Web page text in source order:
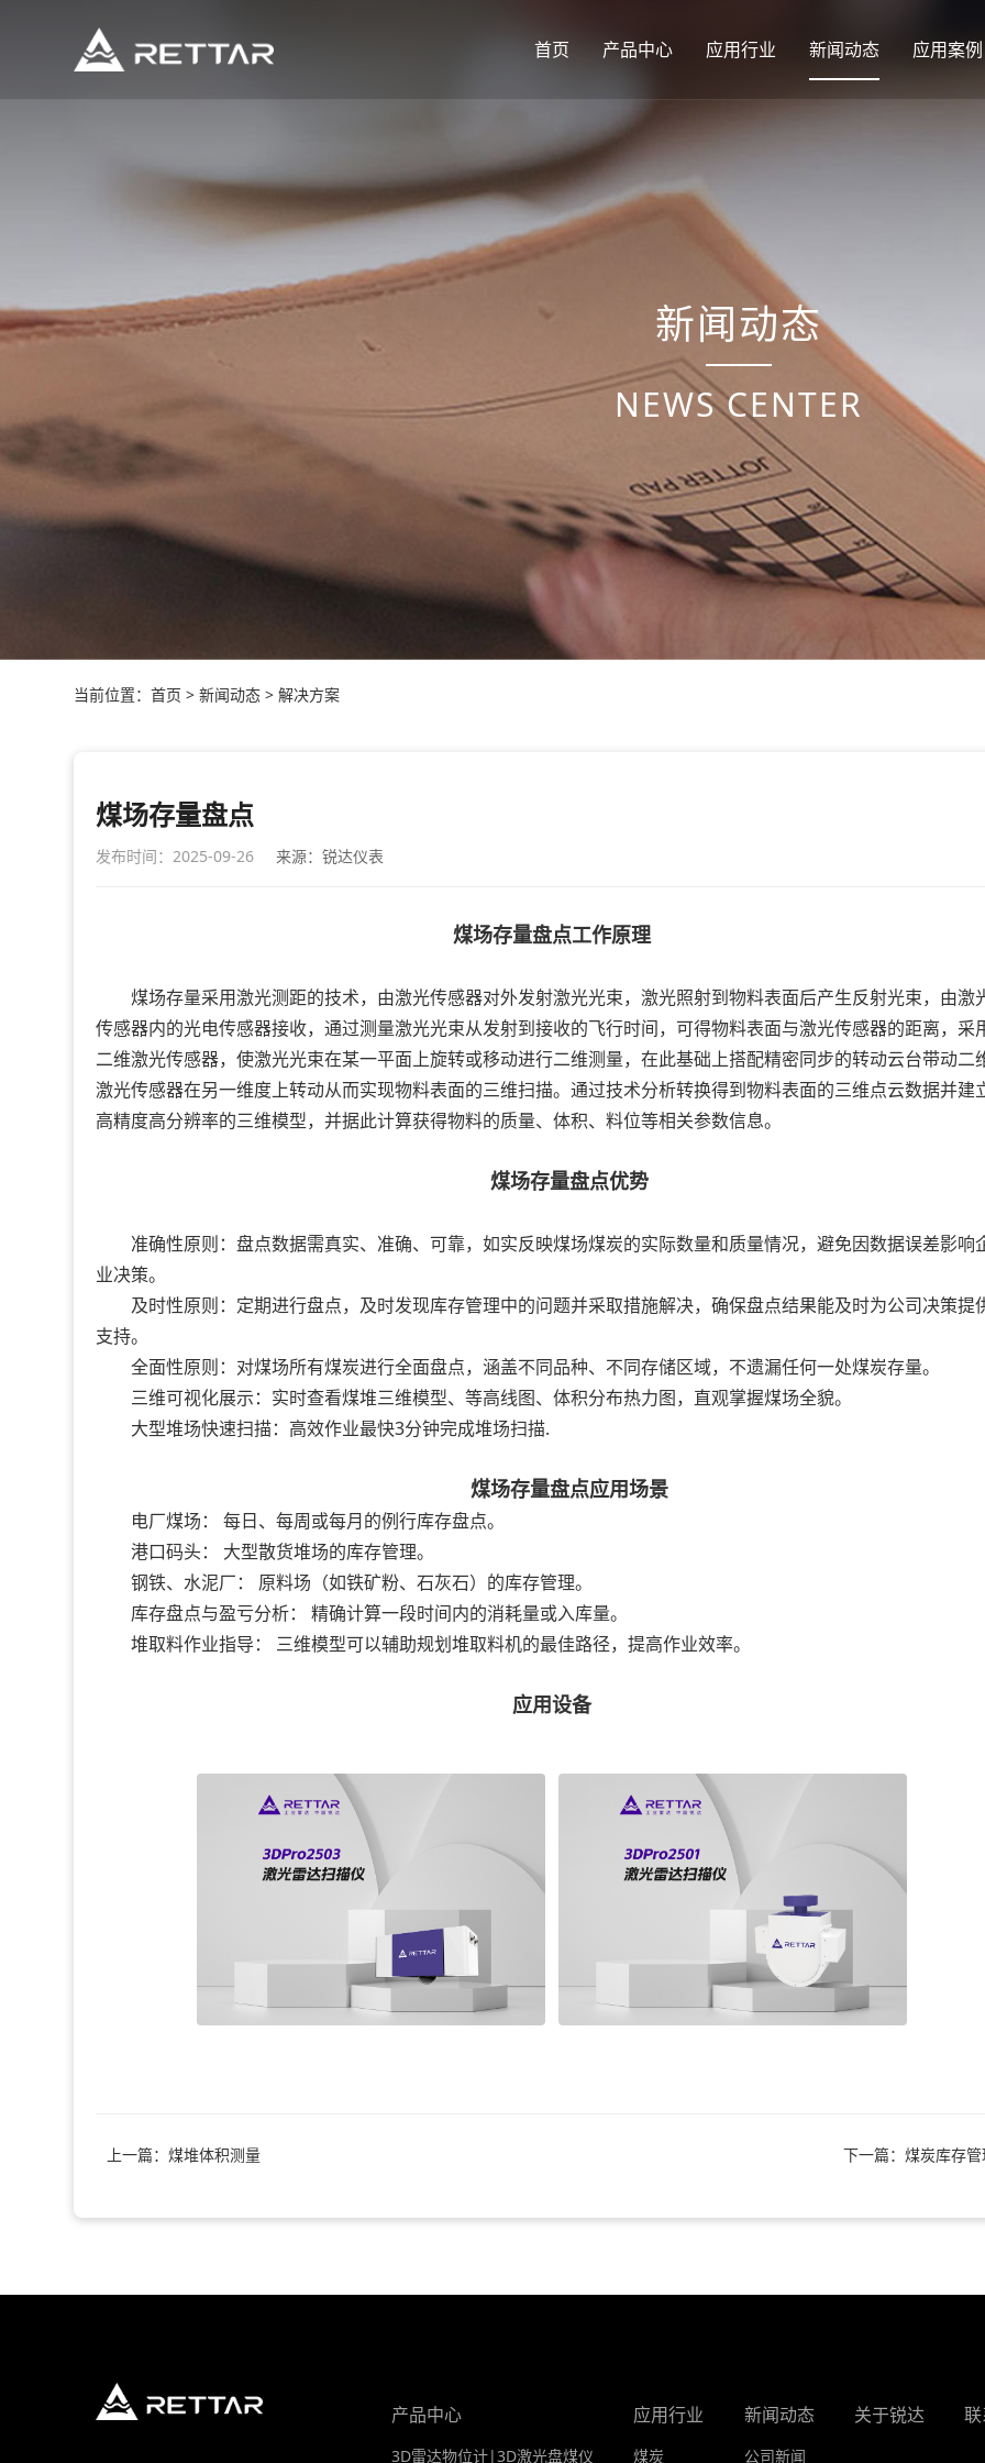
首页 产品中心 应用行业 新闻动态 应用案例
新闻动态
NEWS CENTER
当前位置：首页 > 新闻动态 > 解决方案
煤场存量盘点
发布时间：2025-09-26 来源：锐达仪表
煤场存量盘点工作原理
煤场存量采用激光测距的技术，由激光传感器对外发射激光光束，激光照射到物料表面后产生反射光束，由激
传感器内的光电传感器接收，通过测量激光光束从发射到接收的飞行时间，可得物料表面与激光传感器的距离，采
二维激光传感器，使激光光束在某一平面上旋转或移动进行二维测量，在此基础上搭配精密同步的转动云台带动二
激光传感器在另一维度上转动从而实现物料表面的三维扫描。通过技术分析转换得到物料表面的三维点云数据并建
高精度高分辨率的三维模型，并据此计算获得物料的质量、体积、料位等相关参数信息。
煤场存量盘点优势
准确性原则：盘点数据需真实、准确、可靠，如实反映煤场煤炭的实际数量和质量情况，避免因数据误差影响
业决策。
及时性原则：定期进行盘点，及时发现库存管理中的问题并采取措施解决，确保盘点结果能及时为公司决策提
支持。
全面性原则：对煤场所有煤炭进行全面盘点，涵盖不同品种、不同存储区域，不遗漏任何一处煤炭存量。
三维可视化展示：实时查看煤堆三维模型、等高线图、体积分布热力图，直观掌握煤场全貌。
大型堆场快速扫描：高效作业最快3分钟完成堆场扫描.
煤场存量盘点应用场景
电厂煤场： 每日、每周或每月的例行库存盘点。
港口码头： 大型散货堆场的库存管理。
钢铁、水泥厂： 原料场（如铁矿粉、石灰石）的库存管理。
库存盘点与盈亏分析： 精确计算一段时间内的消耗量或入库量。
堆取料作业指导： 三维模型可以辅助规划堆取料机的最佳路径，提高作业效率。
应用设备
上一篇：煤堆体积测量 下一篇：煤炭库存管
产品中心
3D雷达物位计|3D激光盘煤仪
应用行业
煤炭
新闻动态
公司新闻
关于锐达